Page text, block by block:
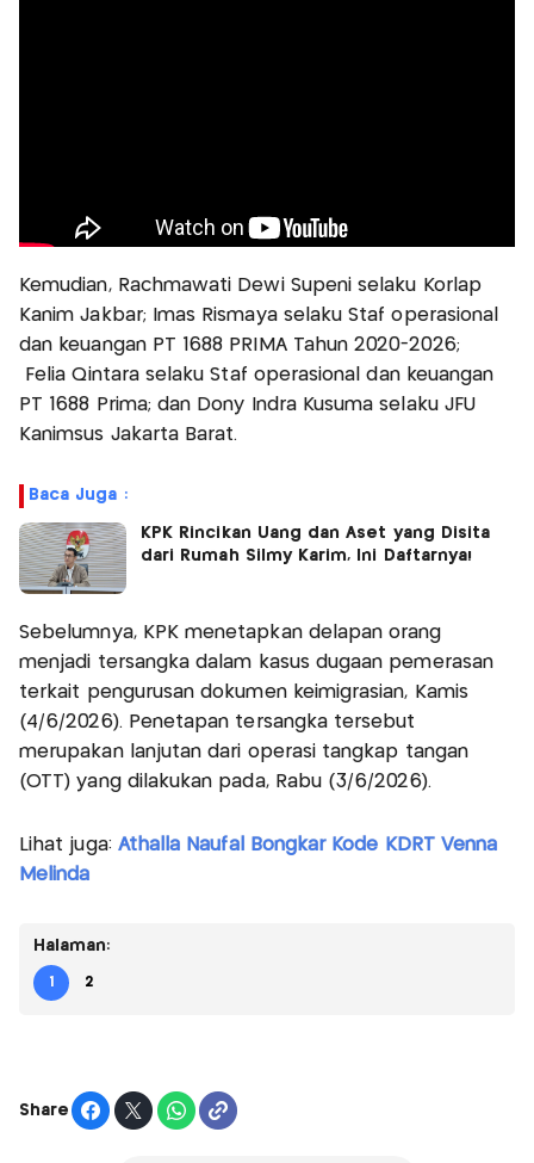
Kemudian, Rachmawati Dewi Supeni selaku Korlap
Kanim Jakbar; Imas Rismaya selaku Staf operasional
dan keuangan PT 1688 PRIMA Tahun 2020-2026;
Felia Qintara selaku Staf operasional dan keuangan
PT 1688 Prima; dan Dony Indra Kusuma selaku JFU
Kanimsus Jakarta Barat.
Baca Juga :
KPK Rincikan Uang dan Aset yang Disita
dari Rumah Silmy Karim, Ini Daftarnya!
Sebelumnya, KPK menetapkan delapan orang
menjadi tersangka dalam kasus dugaan pemerasan
terkait pengurusan dokumen keimigrasian, Kamis
(4/6/2026). Penetapan tersangka tersebut
merupakan lanjutan dari operasi tangkap tangan
(OTT) yang dilakukan pada, Rabu (3/6/2026).
Lihat juga: Athalla Naufal Bongkar Kode KDRT Venna
Melinda
Halaman:
1 2
Share